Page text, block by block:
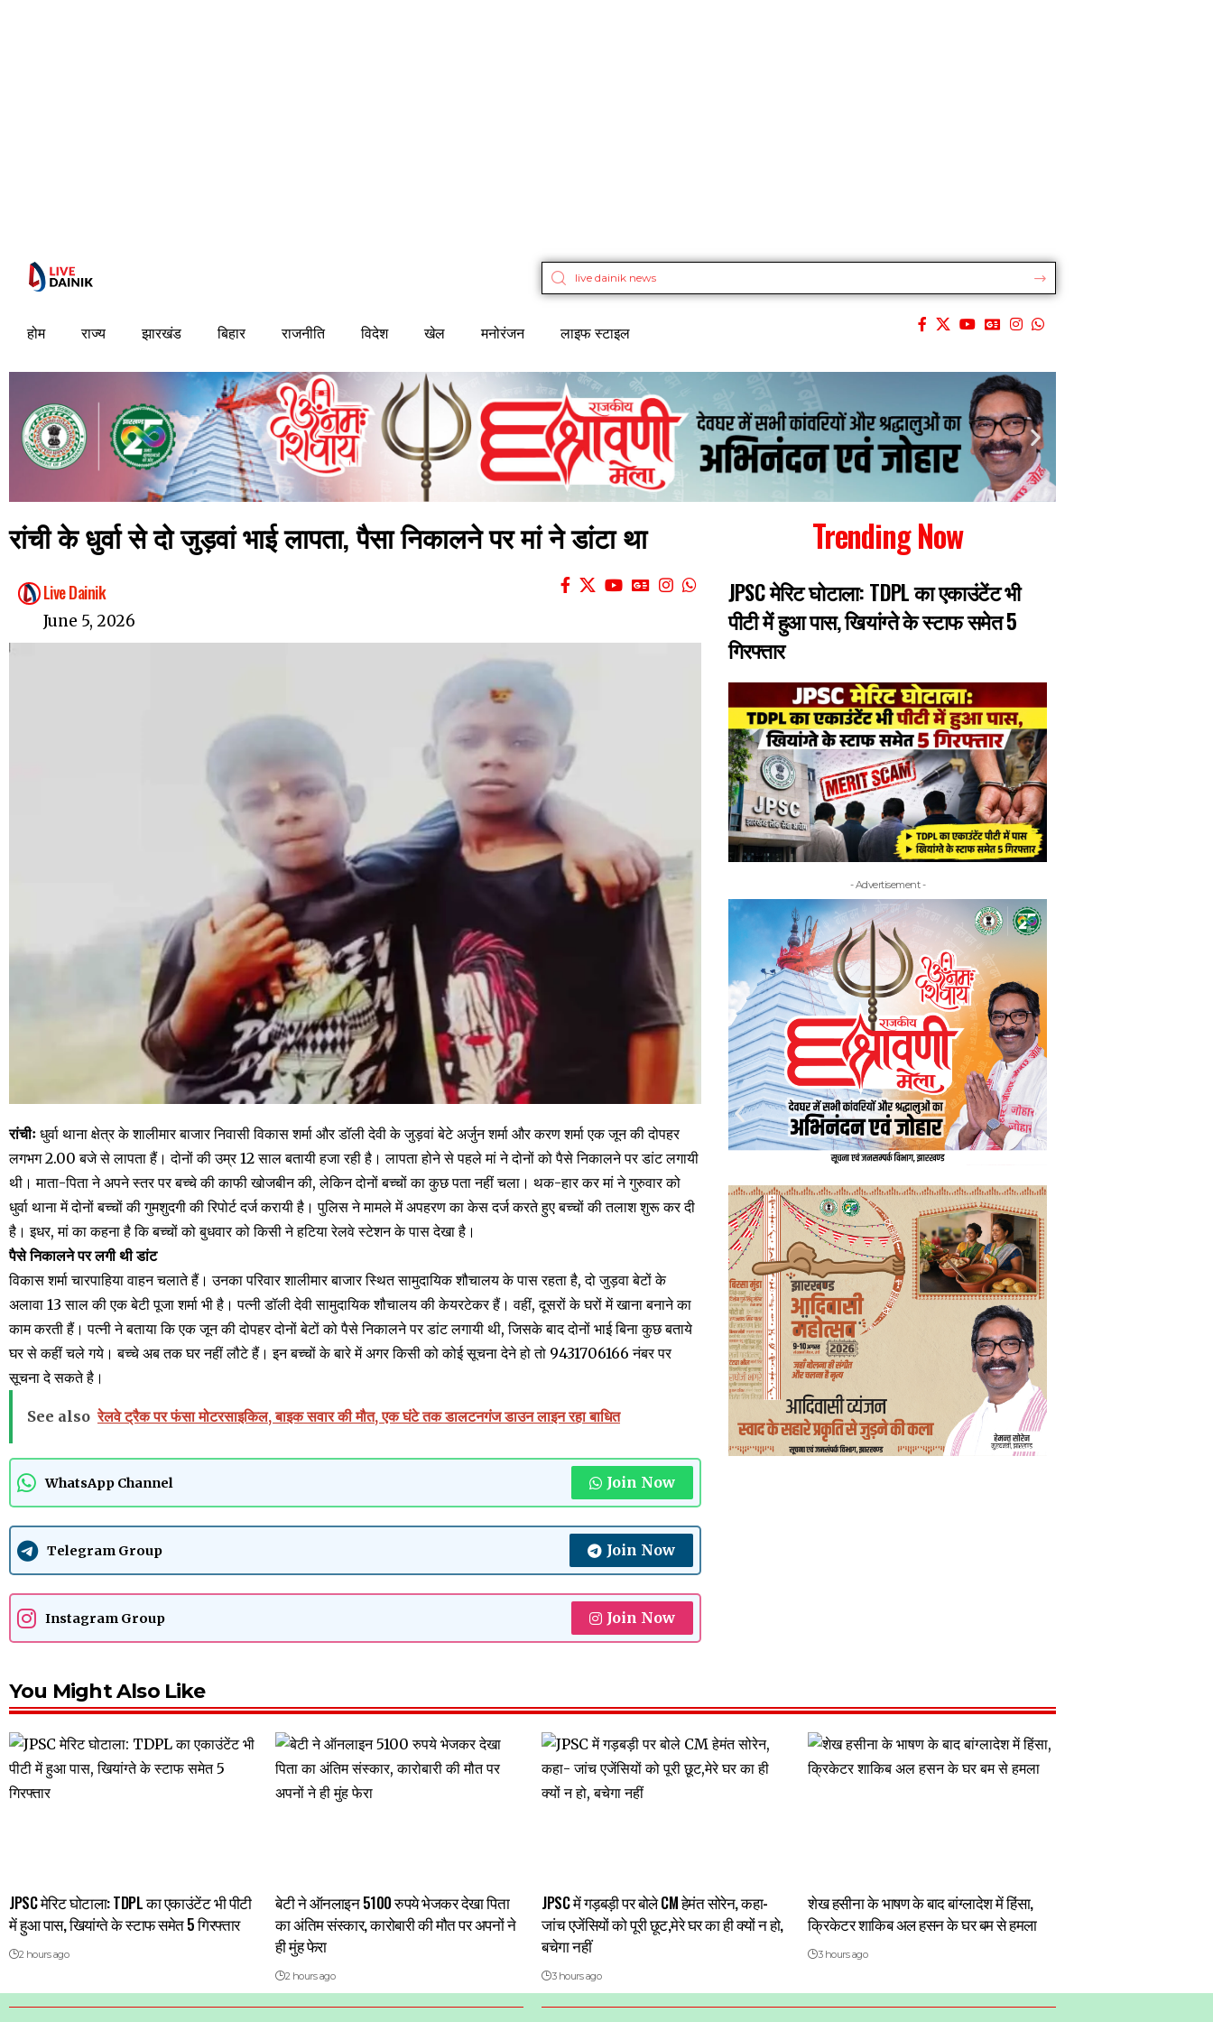
होम राज्य झारखंड बिहार राजनीति विदेश खेल मनोरंजन लाइफ स्टाइल
रांची के धुर्वा से दो जुड़वां भाई लापता, पैसा निकालने पर मां ने डांटा था
Live Dainik
June 5, 2026
रांचीः धुर्वा थाना क्षेत्र के शालीमार बाजार निवासी विकास शर्मा और डॉली देवी के जुड़वां बेटे अर्जुन शर्मा और करण शर्मा एक जून की दोपहर
लगभग 2.00 बजे से लापता हैं। दोनों की उम्र 12 साल बतायी हजा रही है। लापता होने से पहले मां ने दोनों को पैसे निकालने पर डांट लगायी
थी। माता-पिता ने अपने स्तर पर बच्चे की काफी खोजबीन की, लेकिन दोनों बच्चों का कुछ पता नहीं चला। थक-हार कर मां ने गुरुवार को
धुर्वा थाना में दोनों बच्चों की गुमशुदगी की रिपोर्ट दर्ज करायी है। पुलिस ने मामले में अपहरण का केस दर्ज करते हुए बच्चों की तलाश शुरू कर दी
है। इधर, मां का कहना है कि बच्चों को बुधवार को किसी ने हटिया रेलवे स्टेशन के पास देखा है।
पैसे निकालने पर लगी थी डांट
विकास शर्मा चारपाहिया वाहन चलाते हैं। उनका परिवार शालीमार बाजार स्थित सामुदायिक शौचालय के पास रहता है, दो जुड़वा बेटों के
अलावा 13 साल की एक बेटी पूजा शर्मा भी है। पत्नी डॉली देवी सामुदायिक शौचालय की केयरटेकर हैं। वहीं, दूसरों के घरों में खाना बनाने का
काम करती हैं। पत्नी ने बताया कि एक जून की दोपहर दोनों बेटों को पैसे निकालने पर डांट लगायी थी, जिसके बाद दोनों भाई बिना कुछ बताये
घर से कहीं चले गये। बच्चे अब तक घर नहीं लौटे हैं। इन बच्चों के बारे में अगर किसी को कोई सूचना देने हो तो 9431706166 नंबर पर
सूचना दे सकते है।
See also रेलवे ट्रैक पर फंसा मोटरसाइकिल, बाइक सवार की मौत, एक घंटे तक डालटनगंज डाउन लाइन रहा बाधित
WhatsApp Channel Join Now
Telegram Group Join Now
Instagram Group Join Now
Trending Now
JPSC मेरिट घोटाला: TDPL का एकाउंटेंट भी
पीटी में हुआ पास, खियांग्ते के स्टाफ समेत 5
गिरफ्तार
- Advertisement -
You Might Also Like
JPSC मेरिट घोटाला: TDPL का एकाउंटेंट भी पीटी
में हुआ पास, खियांग्ते के स्टाफ समेत 5 गिरफ्तार
2 hours ago
बेटी ने ऑनलाइन 5100 रुपये भेजकर देखा पिता
का अंतिम संस्कार, कारोबारी की मौत पर अपनों ने
ही मुंह फेरा
2 hours ago
JPSC में गड़बड़ी पर बोले CM हेमंत सोरेन, कहा-
जांच एजेंसियों को पूरी छूट,मेरे घर का ही क्यों न हो,
बचेगा नहीं
3 hours ago
शेख हसीना के भाषण के बाद बांग्लादेश में हिंसा,
क्रिकेटर शाकिब अल हसन के घर बम से हमला
3 hours ago